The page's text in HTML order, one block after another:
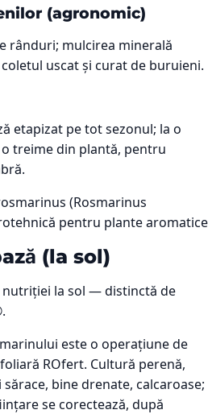
(agronomic)
rânduri; mulcirea minerală
uscat și curat de buruieni.
etapizat pe tot sezonul; la o
treime din plantă, pentru
(Rosmarinus
pentru plante aromatice
(la sol)
la sol — distinctă de
este o operațiune de
ROfert. Cultură perenă,
bine drenate, calcaroase;
se corectează, după